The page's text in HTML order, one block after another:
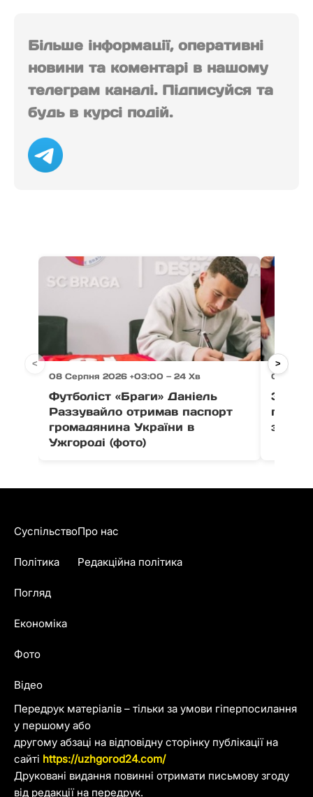
Більше інформації, оперативні
новини та коментарі в нашому
телеграм каналі. Підписуйся та
будь в курсі подій.
08 Серпня 2026 +03:00 — 24 Хв
Футболіст «Браги» Даніель
Раззувайло отримав паспорт
громадянина України в
Ужгороді (фото)
08
Зі
< >
Передрук матеріалів – тільки за умови гіперпосилання
у першому або
другому абзаці на відповідну сторінку публікації на
сайті https://uzhgorod24.com/
Друковані видання повинні отримати письмову згоду
від редакції на передрук.
Суспільство
Політика
Погляд
Економіка
Фото
Відео
Про нас
Редакційна політика